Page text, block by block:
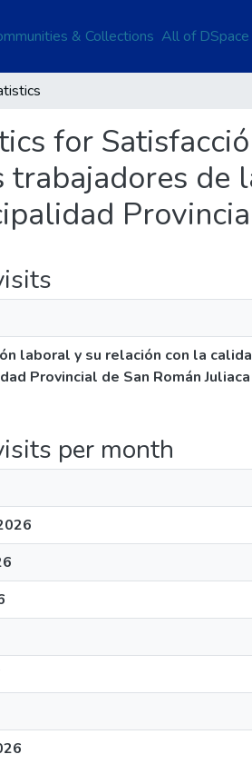
& Collections All of DSpace
for
trabajadores de
laboral y su relación con la
Provincial de San Román
per month